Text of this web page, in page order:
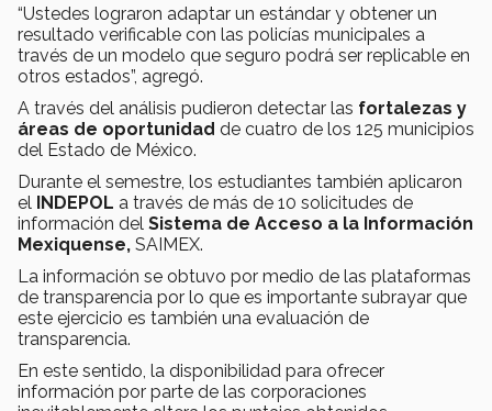
“Ustedes lograron adaptar un estándar y obtener un
resultado verificable con las policías municipales a
través de un modelo que seguro podrá ser replicable en
otros estados”, agregó.
A través del análisis pudieron detectar las fortalezas y
áreas de oportunidad de cuatro de los 125 municipios
del Estado de México.
Durante el semestre, los estudiantes también aplicaron
el INDEPOL a través de más de 10 solicitudes de
información del Sistema de Acceso a la Información
Mexiquense, SAIMEX.
La información se obtuvo por medio de las plataformas
de transparencia por lo que es importante subrayar que
este ejercicio es también una evaluación de
transparencia.
En este sentido, la disponibilidad para ofrecer
información por parte de las corporaciones